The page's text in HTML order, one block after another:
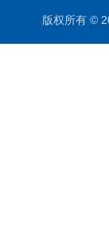
版权所有 ©